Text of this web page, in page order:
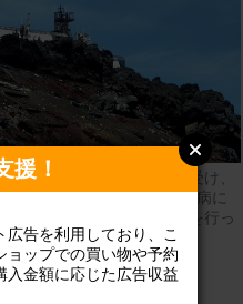
れた測候所を国から借り受け、
測や、雷、永久凍土、高山病に
できない研究や教育活動を行っ
し 公式サイト
援！
告を利用しており、こ
ョップでの買い物や予約
入金額に応じた広告収益